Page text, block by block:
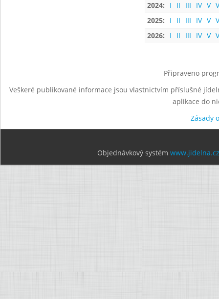
2024:
I II III IV V
2025:
I II III IV V
2026:
I II III IV V
Připraveno
Veškeré publikované informace jsou vlastnictvím příslušné
aplikace do
Zásady
Objednávkový systém www.jidelna.cz